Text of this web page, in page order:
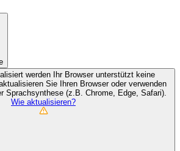
werden Ihr Browser unterstützt keine
Sie Ihren Browser oder verwenden
Sprachsynthese (z.B. Chrome, Edge, Safari).
Wie aktualisieren?